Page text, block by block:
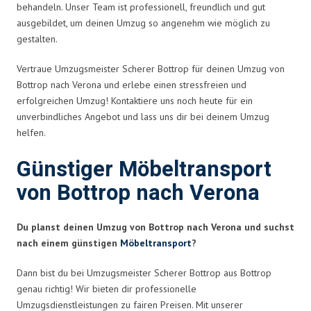
behandeln. Unser Team ist professionell, freundlich und gut
ausgebildet, um deinen Umzug so angenehm wie möglich zu
gestalten.
Vertraue Umzugsmeister Scherer Bottrop für deinen Umzug von
Bottrop nach Verona und erlebe einen stressfreien und
erfolgreichen Umzug! Kontaktiere uns noch heute für ein
unverbindliches Angebot und lass uns dir bei deinem Umzug
helfen.
Günstiger Möbeltransport
von Bottrop nach Verona
Du planst deinen Umzug von Bottrop nach Verona und suchst
nach einem günstigen Möbeltransport?
Dann bist du bei Umzugsmeister Scherer Bottrop aus Bottrop
genau richtig! Wir bieten dir professionelle
Umzugsdienstleistungen zu fairen Preisen. Mit unserer